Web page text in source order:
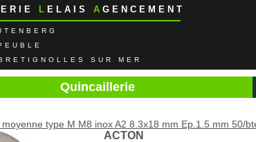
L ELAIS A GENCEMENT
SUR MER
Quincaillerie
type M M8 inox A2 8.3x18 mm Ep.1.5 mm 50/
ACTON